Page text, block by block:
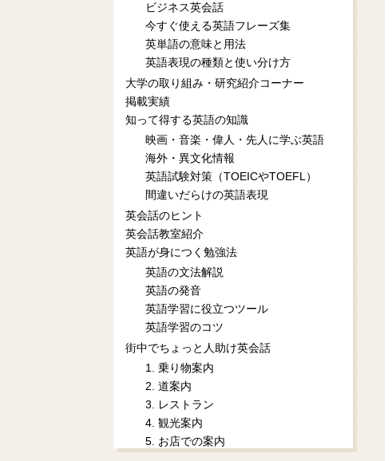
ビジネス英会話
今すぐ使える英語フレーズ集
英単語の意味と用法
英語表現の種類と使い分け方
大学の取り組み・研究紹介コーナー
掲載実績
知って得する英語の知識
映画・音楽・偉人・先人に学ぶ英語
海外・異文化情報
英語試験対策（TOEICやTOEFL）
間違いだらけの英語表現
英会話のヒント
英会話教室紹介
英語が身につく勉強法
英語の文法解説
英語の発音
英語学習に役立つツール
英語学習のコツ
街中でちょっと人助け英会話
1. 乗り物案内
2. 道案内
3. レストラン
4. 観光案内
5. お店での案内